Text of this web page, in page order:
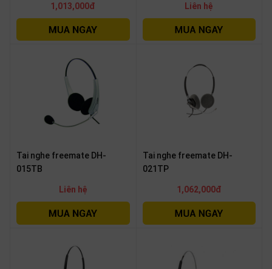
1,013,000đ Liên hệ
Tai nghe freemate DH-
015TB
Liên hệ
Tai nghe freemate DH-
021TP
1,062,000đ